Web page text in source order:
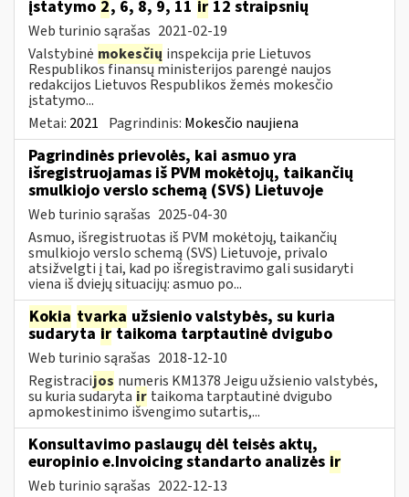
įstatymo 2, 6, 8, 9, 11 ir 12 straipsnių
Web turinio sąrašas 2021-02-19
Valstybinė mokesčių inspekcija prie Lietuvos
Respublikos finansų ministerijos parengė naujos
redakcijos Lietuvos Respublikos žemės mokesčio
įstatymo...
Metai: 2021 Pagrindinis: Mokesčio naujiena
Pagrindinės prievolės, kai asmuo yra
išregistruojamas iš PVM mokėtojų, taikančių
smulkiojo verslo schemą (SVS) Lietuvoje
Web turinio sąrašas 2025-04-30
Asmuo, išregistruotas iš PVM mokėtojų, taikančių
smulkiojo verslo schemą (SVS) Lietuvoje, privalo
atsižvelgti į tai, kad po išregistravimo gali susidaryti
viena iš dviejų situacijų: asmuo po...
Kokia tvarka užsienio valstybės, su kuria
sudarytairtaikoma tarptautinė dvigubo
Web turinio sąrašas 2018-12-10
Registracijos numeris KM1378 Jeigu užsienio valstybės,
su kuria sudaryta ir taikoma tarptautinė dvigubo
apmokestinimo išvengimo sutartis,...
Konsultavimo paslaugų dėl teisės aktų,
europinio e.Invoicing standarto analizės ir
Web turinio sąrašas 2022-12-13